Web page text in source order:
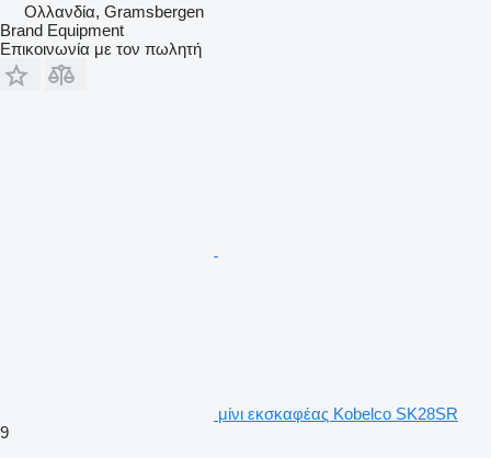
Ολλανδία, Gramsbergen
Brand Equipment
Επικοινωνία με τον πωλητή
μίνι εκσκαφέας Kobelco SK28SR
9